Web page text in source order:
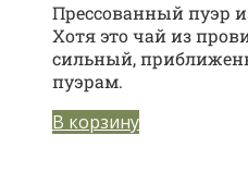
Прессованный пуэр
Хотя это чай из
сильный,
пуэрам.
В корзину